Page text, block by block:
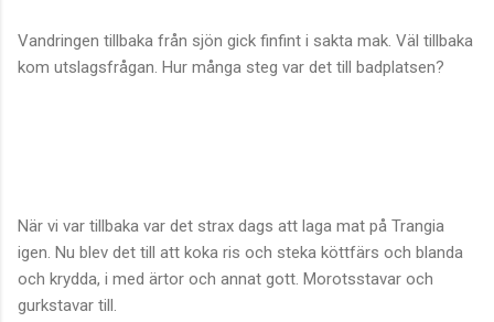
Vandringen tillbaka från sjön gick finfint i sakta mak. Väl tillbaka
kom utslagsfrågan. Hur många steg var det till badplatsen?
När vi var tillbaka var det strax dags att laga mat på Trangia
igen. Nu blev det till att koka ris och steka köttfärs och blanda
och krydda, i med ärtor och annat gott. Morotsstavar och
gurkstavar till.